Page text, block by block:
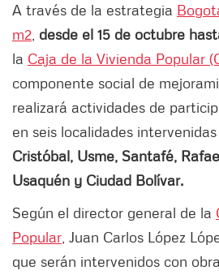
A través de la estrategia
m2 desde el 15 de octubre
la Caja de la Vivienda Popular
componente social de
realizará actividades de
en seis localidades
Cristóbal, Usme, Santafé,
Usaquén y Ciudad Bolívar.
Según el director general de la
Popular , Juan Carlos López
que serán intervenidos con